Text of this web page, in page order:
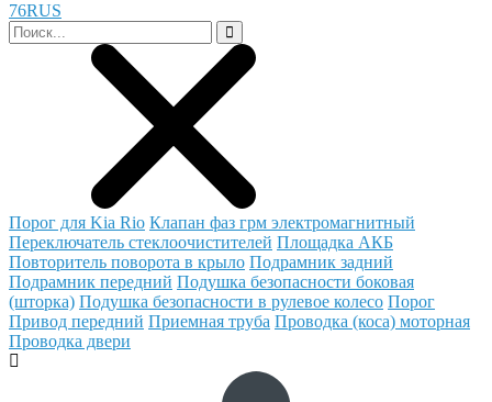
76RUS
Порог для Kia Rio Клапан фаз грм электромагнитный
Переключатель стеклоочистителей Площадка АКБ
Повторитель поворота в крыло Подрамник задний
Подрамник передний Подушка безопасности боковая
(шторка) Подушка безопасности в рулевое колесо Порог
Привод передний Приемная труба Проводка (коса) моторная
Проводка двери